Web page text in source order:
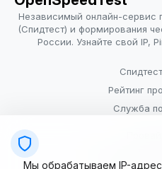
Независимый онлайн-сервис
(Спидтест) и формирования
России. Узнайте свой IP,
Рейтинг
Служба
Мы обрабатываем IP-